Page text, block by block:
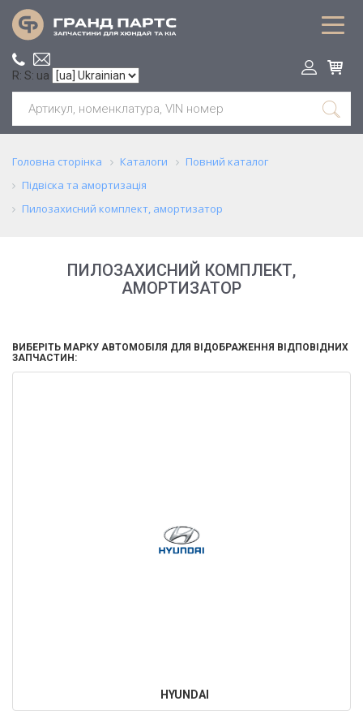
R: S: ua
Головна сторінка Каталоги
Повний каталог
Підвіска та амортизація
Пилозахисний комплект, амортизатор
ПИЛОЗАХИСНИЙ КОМПЛЕКТ,
АМОРТИЗАТОР
ВИБЕРІТЬ МАРКУ АВТОМОБІЛЯ ДЛЯ ВІДОБРАЖЕННЯ ВІДПОВІДНИХ
ЗАПЧАСТИН:
HYUNDAI